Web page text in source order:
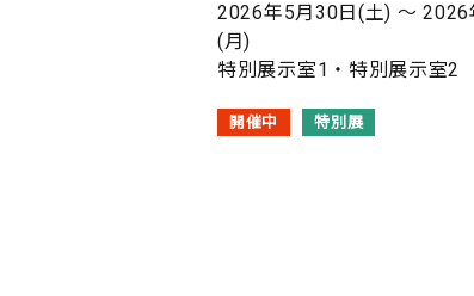
2026年5月30日(土) 〜 2026
(月)
特別展示室1・特別展示室2
開催中 特別展